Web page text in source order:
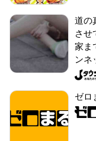
道の
させ
家ま
ンネ
ゼロ